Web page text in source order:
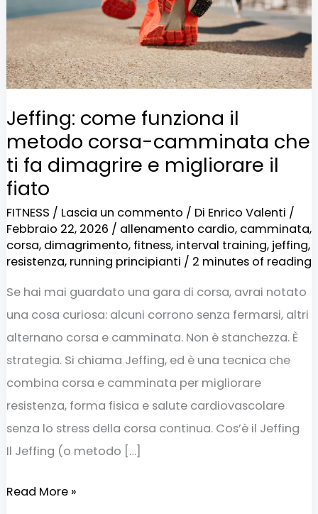
Jeffing: come funziona il
metodo corsa-camminata che
ti fa dimagrire e migliorare il
fiato
FITNESS / Lascia un commento / Di Enrico Valenti /
Febbraio 22, 2026 / allenamento cardio, camminata,
corsa, dimagrimento, fitness, interval training, jeffing,
resistenza, running principianti / 2 minutes of reading
Se hai mai guardato una gara di corsa, avrai notato
una cosa curiosa: alcuni corrono senza fermarsi, altri
alternano corsa e camminata. Non è stanchezza. È
strategia. Si chiama Jeffing, ed è una tecnica che
combina corsa e camminata per migliorare
resistenza, forma fisica e salute cardiovascolare
senza lo stress della corsa continua. Cos’è il Jeffing
Il Jeffing (o metodo […]
corsa-
camminata
che
ti
dimagrire
e
migliorare
il
fiato
Read More »